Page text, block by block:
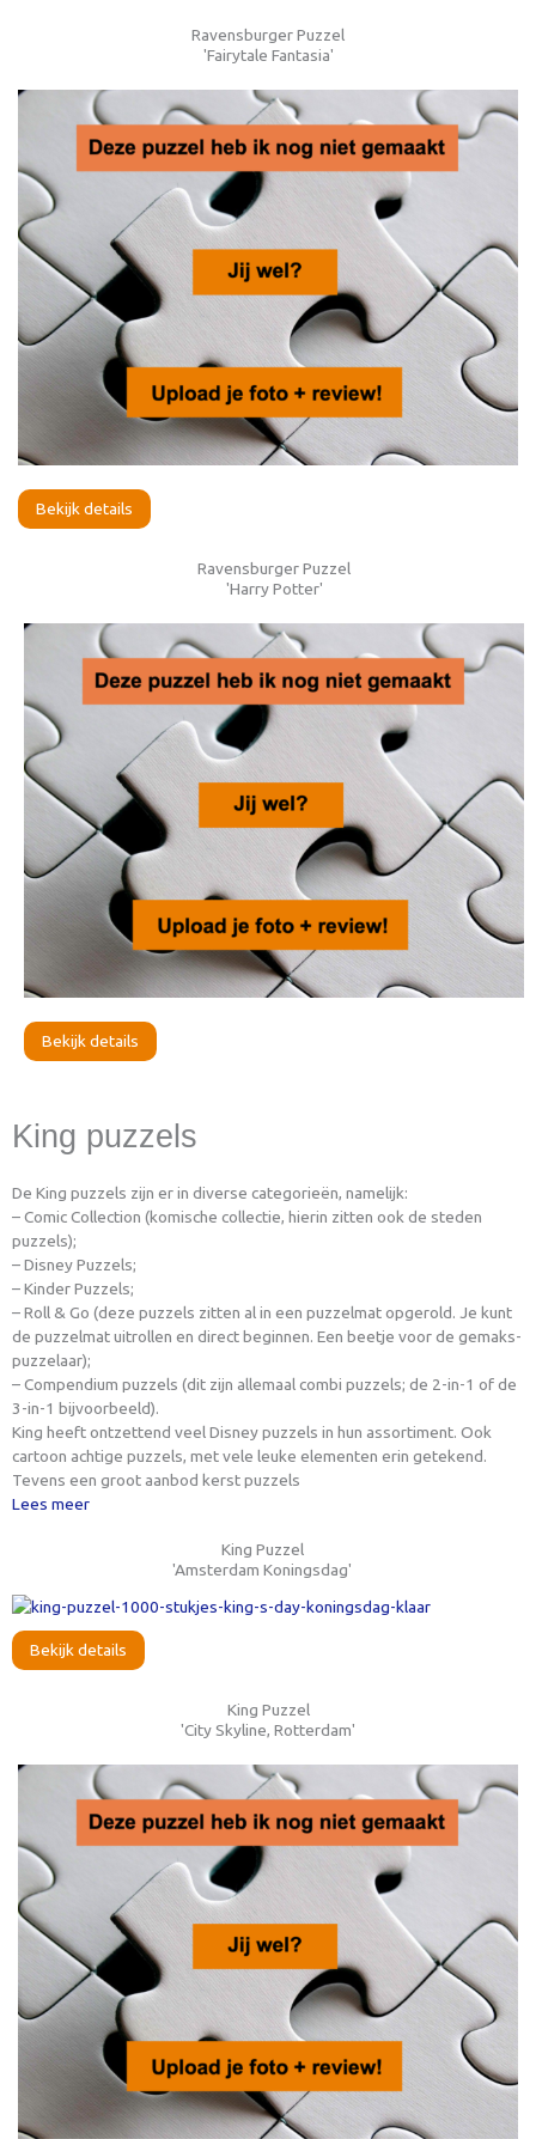
Ravensburger Puzzel
'Fairytale Fantasia'
Bekijk details
Ravensburger Puzzel
'Harry Potter'
Bekijk details
King puzzels
De King puzzels zijn er in diverse categorieën, namelijk:
– Comic Collection (komische collectie, hierin zitten ook de steden
puzzels);
– Disney Puzzels;
– Kinder Puzzels;
– Roll & Go (deze puzzels zitten al in een puzzelmat opgerold. Je kunt
de puzzelmat uitrollen en direct beginnen. Een beetje voor de gemaks-
puzzelaar);
– Compendium puzzels (dit zijn allemaal combi puzzels; de 2-in-1 of de
3-in-1 bijvoorbeeld).
King heeft ontzettend veel Disney puzzels in hun assortiment. Ook
cartoon achtige puzzels, met vele leuke elementen erin getekend.
Tevens een groot aanbod kerst puzzels
Lees meer
King Puzzel
'Amsterdam Koningsdag'
Bekijk details
King Puzzel
'City Skyline, Rotterdam'